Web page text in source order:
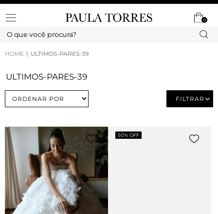
0
HOME ULTIMOS-PARES-39
ULTIMOS-PARES-39
FILTRAR
50% OFF